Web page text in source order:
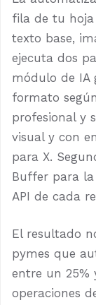
fila de tu
texto base,
ejecuta dos
módulo de IA
formato
profesional y
visual y con
para X.
Buffer para
API de cada
El resultado
pymes que
entre un 25%
operaciones